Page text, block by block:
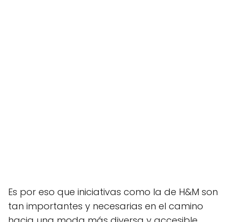
Es por eso que iniciativas como la de H&M son
tan importantes y necesarias en el camino